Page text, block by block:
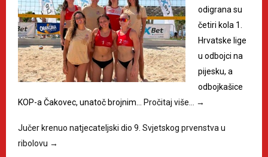
odigrana su
četiri kola 1.
Hrvatske lige
u odbojci na
pijesku, a
odbojkašice
KOP-a Čakovec, unatoč brojnim…
Pročitaj više… →
Jučer krenuo natjecateljski dio 9. Svjetskog prvenstva u
ribolovu →